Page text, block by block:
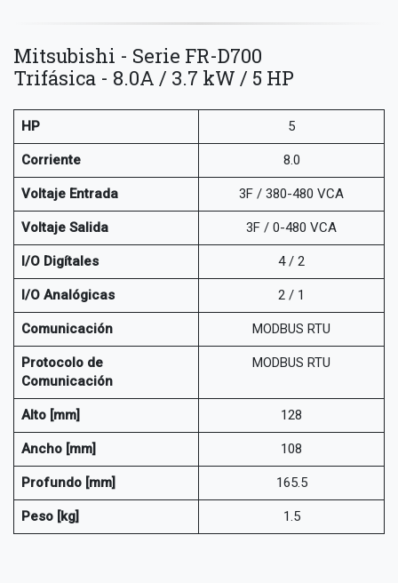
Mitsubishi - Serie FR-D700
Trifásica - 8.0A / 3.7 kW / 5 HP
HP 5
Corriente 8.0
Voltaje Entrada 3F / 380-480 VCA
Voltaje Salida 3F / 0-480 VCA
I/O Digítales 4 / 2
I/O Analógicas 2 / 1
Comunicación MODBUS RTU
Protocolo de
Comunicación
MODBUS RTU
Alto [mm] 128
Ancho [mm] 108
Profundo [mm] 165.5
Peso [kg] 1.5